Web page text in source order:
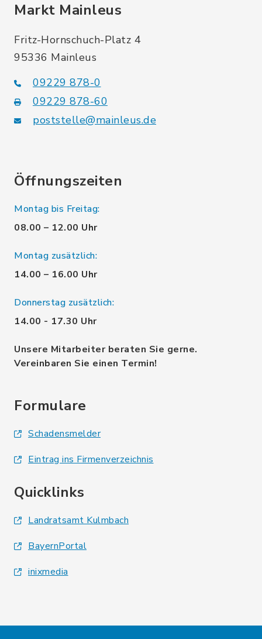
Markt Mainleus
Fritz-Hornschuch-Platz 4
95336 Mainleus
09229 878-0
09229 878-60
poststelle@mainleus.de
Öffnungszeiten
Montag bis Freitag:
08.00 – 12.00 Uhr
Montag zusätzlich:
14.00 – 16.00 Uhr
Donnerstag zusätzlich:
14.00 - 17.30 Uhr
Unsere Mitarbeiter beraten Sie gerne.
Vereinbaren Sie einen Termin!
Formulare
Schadensmelder
Eintrag ins Firmenverzeichnis
Quicklinks
Landratsamt Kulmbach
BayernPortal
inixmedia